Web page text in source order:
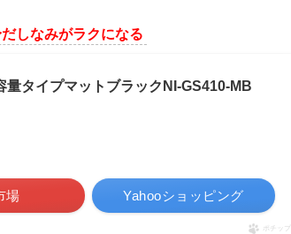
しなみがラクになる
タイプマットブラックNI-GS410-MB
場 Yahooショッピング
ポチップ